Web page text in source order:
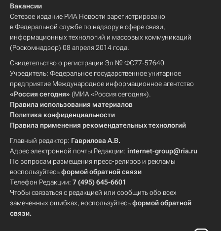
Вакансии
Сетевое издание РИА Новости зарегистрировано
в Федеральной службе по надзору в сфере связи,
информационных технологий и массовых коммуникаций
(Роскомнадзор) 08 апреля 2014 года.
Свидетельство о регистрации Эл № ФС77-57640
Учредитель: Федеральное государственное унитарное
предприятие Международное информационное агентство
«Россия сегодня» (МИА «Россия сегодня»).
Правила использования материалов
Политика конфиденциальности
Правила применения рекомендательных технологий
Главный редактор: Гаврилова А.В.
Адрес электронной почты Редакции: internet-group@ria.ru
По вопросам размещения пресс-релизов и рекламы
воспользуйтесьформой обратной связи
Телефон Редакции: 7 (495) 645-6601
Чтобы связаться с редакцией или сообщить обо всех
замеченных ошибках, воспользуйтесьформой обратной
связи.